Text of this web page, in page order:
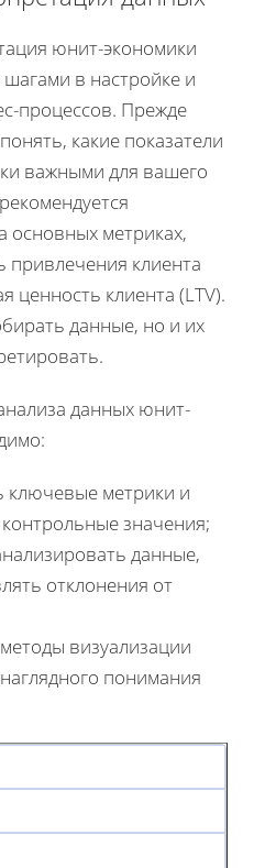
юнит-экономики
в настройке и
процессов. Прежде
какие показатели
важными для вашего
основных метриках,
привлечения клиента
ценность клиента (LTV).
данные, но и их
данных юнит-
ключевые метрики и
значения;
данные,
отклонения от
визуализации
понимания